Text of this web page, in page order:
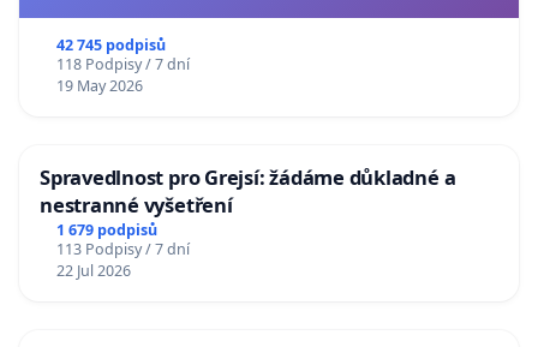
42 745 podpisů
118 Podpisy / 7 dní
19 May 2026
Spravedlnost pro Grejsí: žádáme důkladné a
nestranné vyšetření
1 679 podpisů
113 Podpisy / 7 dní
22 Jul 2026